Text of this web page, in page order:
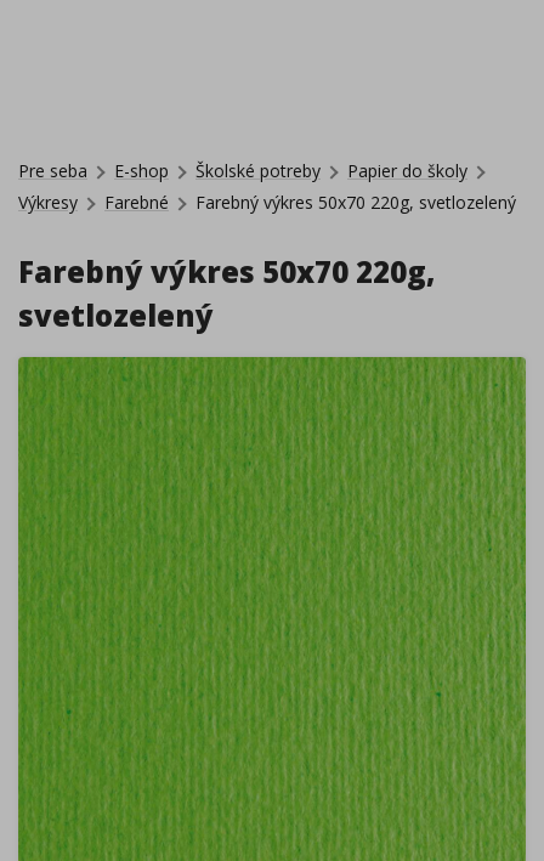
Pre seba E-shop Školské potreby
Papier do školy
Výkresy
Farebné Farebný výkres 50x70 220g, svetlozelený
Farebný výkres 50x70 220g,
svetlozelený